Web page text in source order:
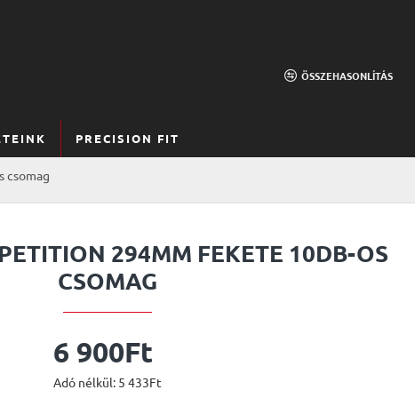
ÖSSZEHASONLÍTÁS
PRECISION FIT
csomag
294MM FEKETE 10DB-OS
CSOMAG
6 900Ft
Adó nélkül: 5 433Ft